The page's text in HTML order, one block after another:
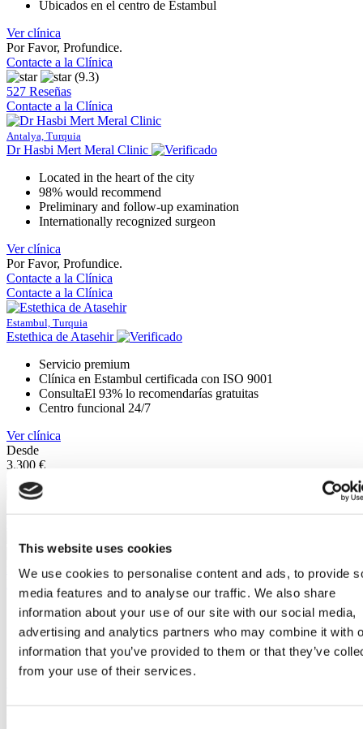
This website uses cookies
We use cookies to personalise content and ads, to provide
media features and to analyse our traffic. We also share
information about your use of our site with our social media,
advertising and analytics partners who may combine it with
information that you’ve provided to them or that they’ve
from your use of their services.
Ubicados en el centro de Estambul
Ver clínica
Por Favor, Profundice.
Contacte a la Clínica
(9.3)
527 Reseñas
Contacte a la Clínica
Antalya, Turquia
Dr Hasbi Mert Meral Clinic
Located in the heart of the city
98% would recommend
Preliminary and follow-up examination
Internationally recognized surgeon
Ver clínica
Por Favor, Profundice.
Contacte a la Clínica
Contacte a la Clínica
Estambul, Turquia
Estethica de Atasehir
Servicio premium
Clínica en Estambul certificada con ISO 9001
ConsultaEl 93% lo recomendarías gratuitas
Centro funcional 24/7
Ver clínica
Desde
3.300 €
Contacte a la Clínica
Estambul, Turquia
Hospital Memorial de Sisli
Popular entre pacientes internacionales
Capacidad de 200 camas
Certificación JCI
Tiene tecnología médica avanzada
Ver clínica